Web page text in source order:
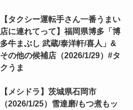
【タクシー運転手さん一番うまい
店に連れてって】福岡県博多「博
多牛まぶし 武蔵/泰洋軒/喜人」&
その他の候補店（2026/1/29）#タ
クうま
【メシドラ】茨城県石岡市
（2026/1/25）雪達磨/もつ煮もッ